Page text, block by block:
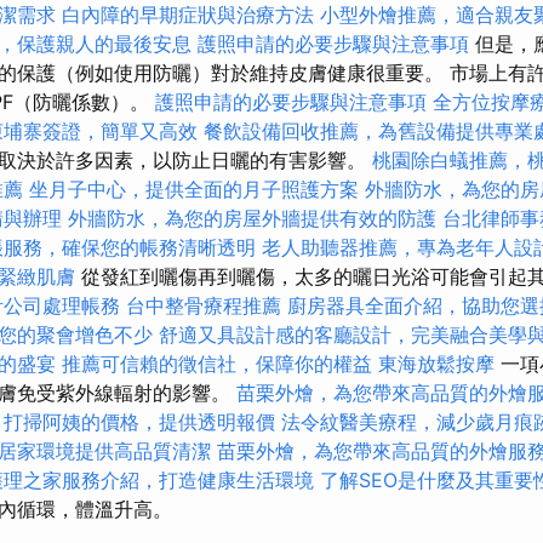
需求 白內障的早期症狀與治療方法 小型外燴推薦，適合親友
保護親人的最後安息 護照申請的必要步驟與注意事項 但是，
保護（例如使用防曬）對於維持皮膚健康很重要。 市場上有
（防曬係數）。 護照申請的必要步驟與注意事項 全方位按摩
寨簽證，簡單又高效 餐飲設備回收推薦，為舊設備提供專業
決於許多因素，以防止日曬的有害影響。 桃園除白蟻推薦，
坐月子中心，提供全面的月子照護方案 外牆防水，為您的
辦理 外牆防水，為您的房屋外牆提供有效的防護 台北律師
務，確保您的帳務清晰透明 老人助聽器推薦，專為老年人設
緻肌膚 從發紅到曬傷再到曬傷，太多的曬日光浴可能會引起
司處理帳務 台中整骨療程推薦 廚房器具全面介紹，協助您
的聚會增色不少 舒適又具設計感的客廳設計，完美融合美學
盛宴 推薦可信賴的徵信社，保障你的權益 東海放鬆按摩 一
免受紫外線輻射的影響。 苗栗外燴，為您帶來高品質的外燴
打掃阿姨的價格，提供透明報價 法令紋醫美療程，減少歲月痕
家環境提供高品質清潔 苗栗外燴，為您帶來高品質的外燴服
之家服務介紹，打造健康生活環境 了解SEO是什麼及其重要
循環，體溫升高。